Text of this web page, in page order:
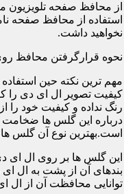
از محافظ صفحه تلویزیون
استفاده از محافظ صفحه
نخواهید داشت.
نحوه قرارگرفتن محافظ
مهم ترین نکته حین
کیفیت تصویر ال ای دی را
رنگ نداده و کیفیت خود را
درباره این گلس ها ضخامت
است.بهترین نوع آن گلس های با
این گلس ها بر روی ال ای
بندهای آن از پشت به ال
توانایی محافظت آن از ال